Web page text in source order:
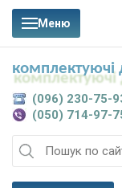
Меню
(096) 230-75-
(050) 714-97-
комплектуючі